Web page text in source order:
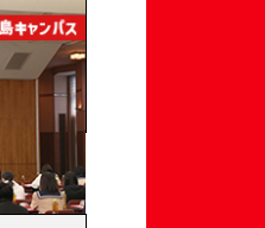
月09日
学校